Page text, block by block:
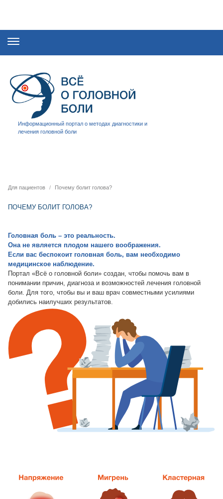
Информационный портал о методах диагностики и
лечения головной боли
Для пациентов Почему болит голова?
ПОЧЕМУ БОЛИТ ГОЛОВА?
Головная боль – это реальность.
Она не является плодом нашего воображения.
Если вас беспокоит головная боль, вам необходимо
медицинское наблюдение.
Портал «Всё о головной боли» создан, чтобы помочь вам в
понимании причин, диагноза и возможностей лечения головной
боли. Для того, чтобы вы и ваш врач совместными усилиями
добились наилучших результатов.